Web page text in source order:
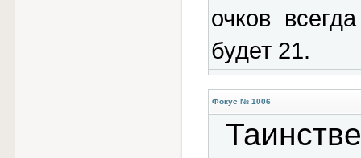
очков
будет 21.
Фокус № 1006